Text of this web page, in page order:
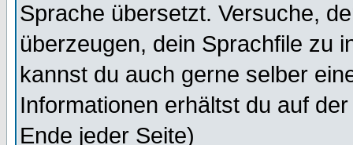
Sprache übersetzt. Versuche,
überzeugen, dein Sprachfile zu
kannst du auch gerne selber
Informationen erhältst du auf
Ende jeder Seite)